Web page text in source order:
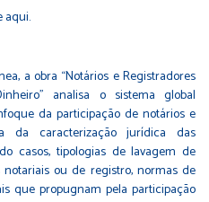
aqui.
a obra “Notários e Registradores
analisa o sistema global
da participação de notários e
da caracterização jurídica das
casos, tipologias de lavagem de
ou de registro, normas de
que propugnam pela participação